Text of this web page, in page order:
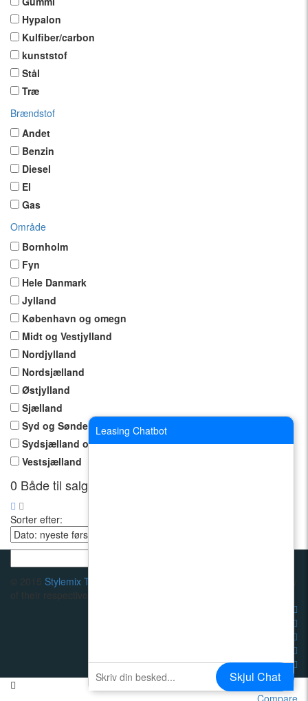
Hypalon
Kulfiber/carbon
kunststof
Stål
Træ
Brændstof
Andet
Benzin
Diesel
El
Gas
Område
Bornholm
Fyn
Hele Danmark
Jylland
København og omegn
Midt og Vestjylland
Nordjylland
Nordsjælland
Østjylland
Sjælland
Syd og Sønderjylland
Sydsjælland og Lolland-Falster
Vestsjælland
0 Både til salg
Sorter efter:
© 2015 Stylemix Themes
of their respective owners.
Skjul Chat
Leasing Chatbot
Send